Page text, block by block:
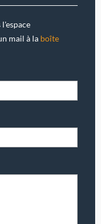
mail à la boîte